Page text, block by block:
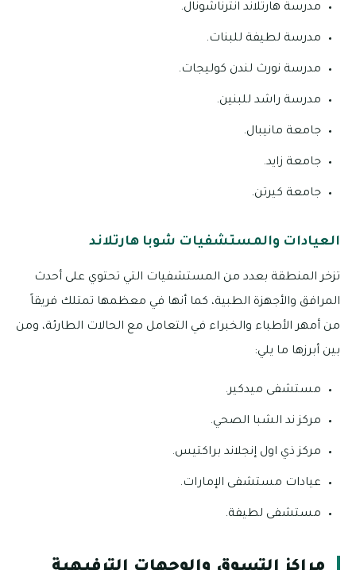
مدرسة هارتلاند انترناشونال.
مدرسة لطيفة للبنات.
مدرسة نورث لندن كوليجات.
مدرسة راشد للبنين.
جامعة مانيبال.
جامعة زايد.
جامعة كيرتن.
العيادات والمستشفيات شوبا هارتلاند
تزخر المنطقة بعدد من المستشفيات التي تحتوي على أحدث
المرافق والأجهزة الطبية، كما أنها في معظمها تمتلك فريقاً
من أمهر الأطباء والخبراء في التعامل مع الحالات الطارئة، ومن
بين أبرزها ما يلي:
مستشفى ميدكير.
مركز ند الشبا الصحي.
مركز ذي اول إنجلاند براكتيس.
عيادات مستشفى الإمارات.
مستشفى لطيفة.